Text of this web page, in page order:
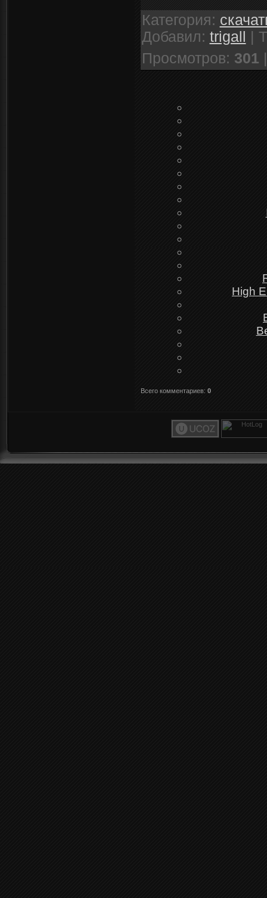
Категория:
Добавил: trigall
Просмотров: 301
High
Всего комментариев: 0